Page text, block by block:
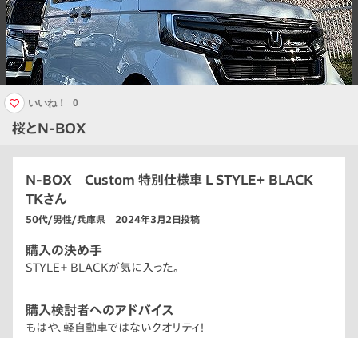
桜とN-BOX
いいね！ 0
N-BOX Custom 特別仕様車 L STYLE＋ BLACK
TKさん
50代/男性/兵庫県 2024年3月2日投稿
購入の決め手
STYLE＋ BLACKが気に入った。
購入検討者へのアドバイス
もはや、軽自動車ではないクオリティ！